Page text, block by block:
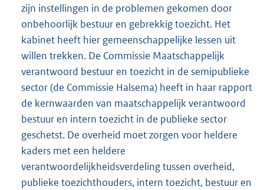
zijn instellingen in de problemen gekomen door
onbehoorlijk bestuur en gebrekkig toezicht. Het
kabinet heeft hier gemeenschappelijke lessen uit
willen trekken. De Commissie Maatschappelijk
verantwoord bestuur en toezicht in de semipublieke
sector (de Commissie Halsema) heeft in haar rapport
de kernwaarden van maatschappelijk verantwoord
bestuur en intern toezicht in de publieke sector
geschetst. De overheid moet zorgen voor heldere
kaders met een heldere
verantwoordelijkheidsverdeling tussen overheid,
publieke toezichthouders, intern toezicht, bestuur en